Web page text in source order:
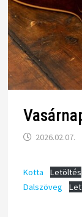
2026.02.07.
Kotta
Letöltés
Dalszöveg